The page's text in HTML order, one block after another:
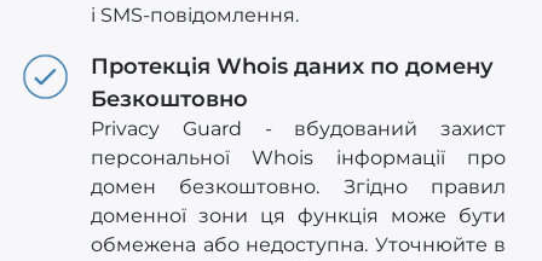
і SMS-повідомлення.
Протекція Whois даних по домену
Безкоштовно
Privacy Guard - вбудований захист
персональної Whois інформації про
домен безкоштовно. Згідно правил
доменної зони ця функція може бути
обмежена або недоступна. Уточнюйте в